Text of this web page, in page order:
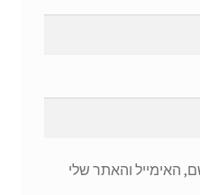
האימייל והאתר שלי